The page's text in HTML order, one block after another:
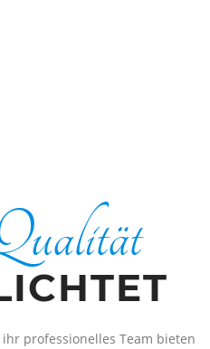
professionelles Team bieten